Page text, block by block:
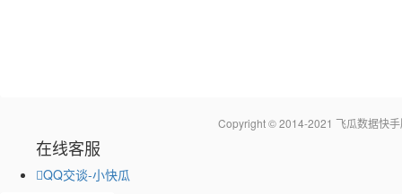
Copyright © 2014-2021 飞瓜数据快
在线客服
QQ交谈-小快瓜